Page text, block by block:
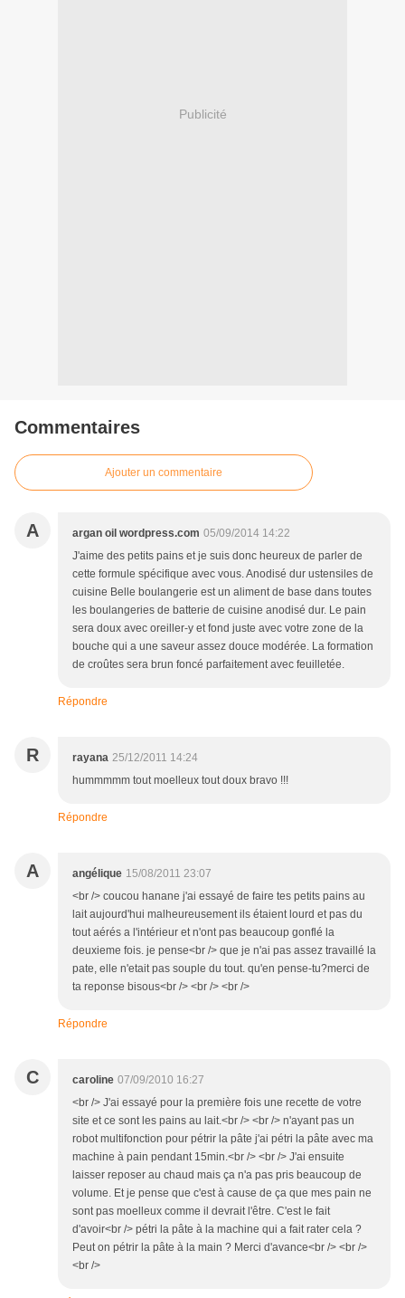
Publicité
Commentaires
Ajouter un commentaire
A argan oil wordpress.com 05/09/2014 14:22
J'aime des petits pains et je suis donc heureux de parler de
cette formule spécifique avec vous. Anodisé dur ustensiles de
cuisine Belle boulangerie est un aliment de base dans toutes
les boulangeries de batterie de cuisine anodisé dur. Le pain
sera doux avec oreiller-y et fond juste avec votre zone de la
bouche qui a une saveur assez douce modérée. La formation
de croûtes sera brun foncé parfaitement avec feuilletée.
Répondre
R rayana 25/12/2011 14:24
hummmmm tout moelleux tout doux bravo !!!
Répondre
A angélique 15/08/2011 23:07
<br /> coucou hanane j'ai essayé de faire tes petits pains au
lait aujourd'hui malheureusement ils étaient lourd et pas du
tout aérés a l'intérieur et n'ont pas beaucoup gonflé la
deuxieme fois. je pense<br /> que je n'ai pas assez travaillé la
pate, elle n'etait pas souple du tout. qu'en pense-tu?merci de
ta reponse bisous<br /> <br /> <br />
Répondre
C caroline 07/09/2010 16:27
<br /> J'ai essayé pour la première fois une recette de votre
site et ce sont les pains au lait.<br /> <br /> n'ayant pas un
robot multifonction pour pétrir la pâte j'ai pétri la pâte avec ma
machine à pain pendant 15min.<br /> <br /> J'ai ensuite
laisser reposer au chaud mais ça n'a pas pris beaucoup de
volume. Et je pense que c'est à cause de ça que mes pain ne
sont pas moelleux comme il devrait l'être. C'est le fait
d'avoir<br /> pétri la pâte à la machine qui a fait rater cela ?
Peut on pétrir la pâte à la main ? Merci d'avance<br /> <br />
<br />